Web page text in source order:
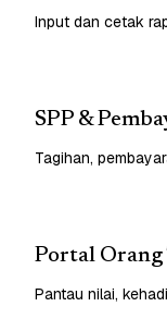
Input dan cetak
SPP &
Tagihan,
Portal Orang
Pantau nilai,